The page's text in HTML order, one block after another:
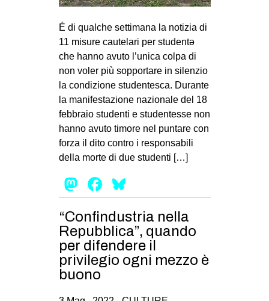
É di qualche settimana la notizia di
11 misure cautelari per studentə
che hanno avuto l’unica colpa di
non voler più sopportare in silenzio
la condizione studentesca. Durante
la manifestazione nazionale del 18
febbraio studenti e studentesse non
hanno avuto timore nel puntare con
forza il dito contro i responsabili
della morte di due studenti […]
Mastodon
Facebook
“Confindustria nella
Repubblica”, quando
per difendere il
privilegio ogni mezzo è
buono